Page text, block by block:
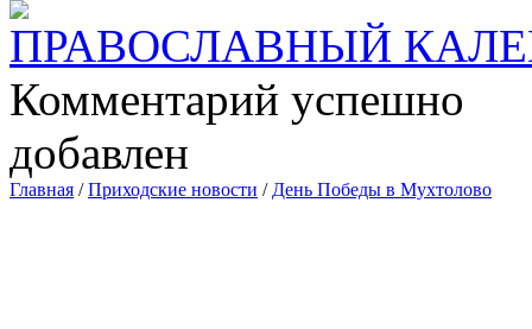
ПРАВОСЛАВНЫЙ
Комментарий успешно
добавлен
Главная /Приходские новости / День Победы в Мухтолово